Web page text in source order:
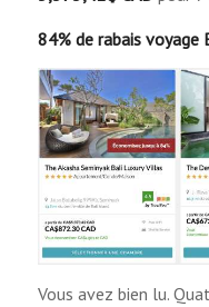
84% de rabais voyage
Vous avez bien lu.